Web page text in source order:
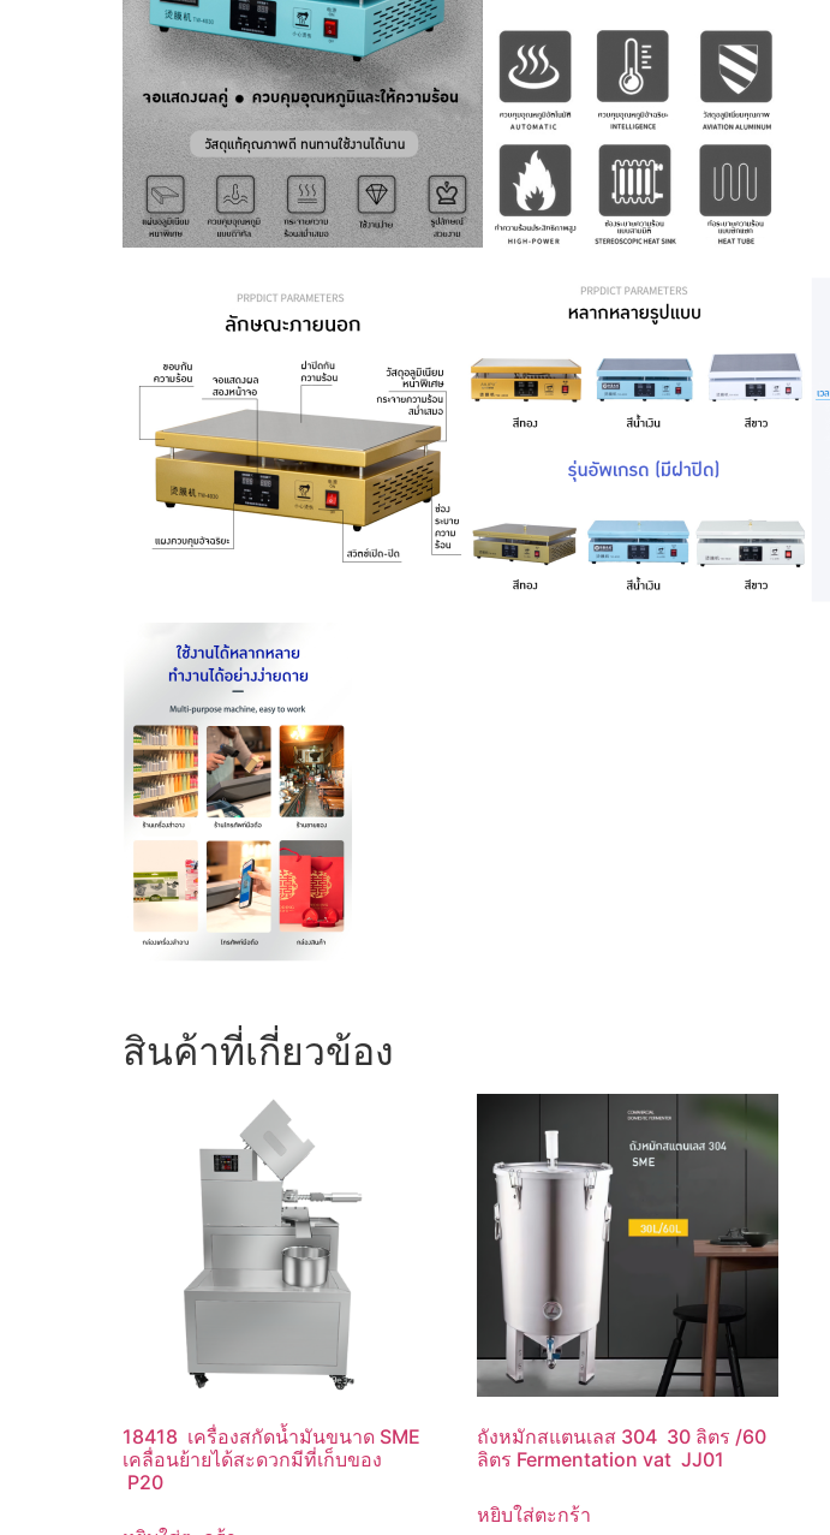
สินค้าที่เกี่ยวข้อง
18418 เครื่องสกัดน้ำมันขนาด SME
เคลื่อนย้ายได้สะดวกมีที่เก็บของ
P20
ถังหมักสแตนเลส 304 30 ลิตร /60
ลิตร Fermentation vat JJ01
หยิบใส่ตะกร้า